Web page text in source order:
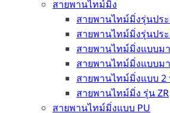
สายพานไทม์มิ่ง
สายพานไทม์มิ่งรุ่นปร
สายพานไทม์มิ่งรุ่นปร
สายพานไทม์มิ่งแบบม
สายพานไทม์มิ่งแบบม
สายพานไทม์มิ่งแบบ 2
สายพานไทม์มิ่ง รุ่น ZR
สายพานไทม์มิ่งแบบ PU